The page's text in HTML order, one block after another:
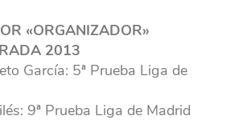
«ORGANIZADOR»
2013
García: 5ª Prueba Liga de
9ª Prueba Liga de Madrid